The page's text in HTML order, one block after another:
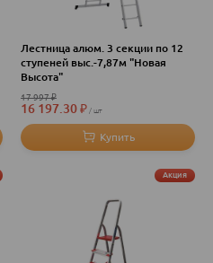
Лестница алюм. 3 секции по 12
ступеней выс.-7,87м "Новая
Высота"
17 997₽
16 197.30₽ шт
Акция